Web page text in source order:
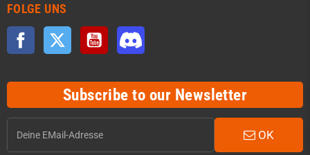
FOLGE UNS
Facebook Twitter YouTube
Subscribe to our Newsletter
OK